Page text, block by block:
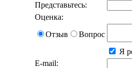
Представьтесь:
Оценка:
Отзыв
Вопрос
Я
E-mail: